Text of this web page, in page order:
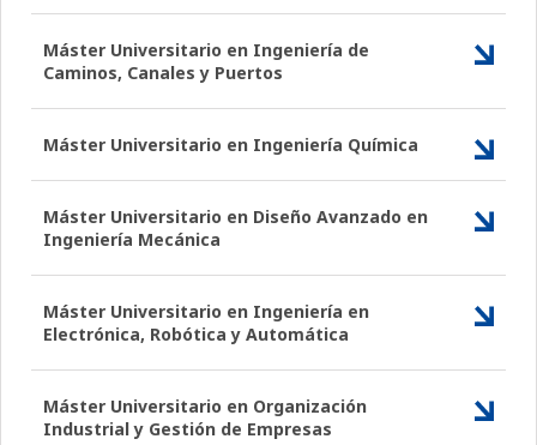
Máster Universitario en Ingeniería de
Caminos, Canales y Puertos
Máster Universitario en Ingeniería Química
Máster Universitario en Diseño Avanzado en
Ingeniería Mecánica
Máster Universitario en Ingeniería en
Electrónica, Robótica y Automática
Máster Universitario en Organización
Industrial y Gestión de Empresas